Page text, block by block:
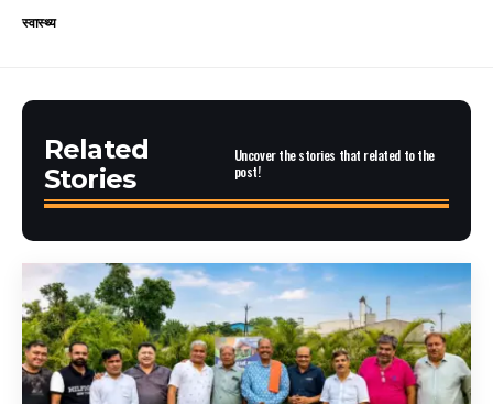
स्वास्थ्य
Related
Stories
Uncover the stories that related to the
post!